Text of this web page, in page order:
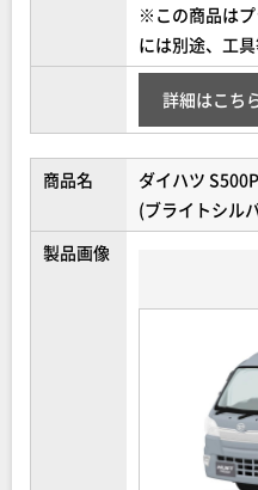
※この商品は
には別途、工具
詳細はこち
商品名
ダイハツ
(ブライトシル
製品画像